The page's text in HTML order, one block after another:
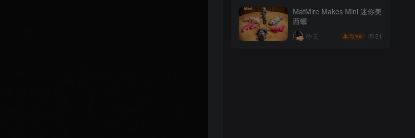
MatMire Makes Mini 迷你美
西螈
昨天 100 31
角守宫
昨天